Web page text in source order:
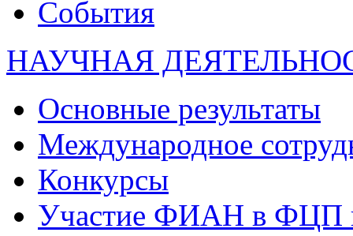
События
НАУЧНАЯ
Основные результаты
Международное
Конкурсы
Участие ФИАН в ФЦП